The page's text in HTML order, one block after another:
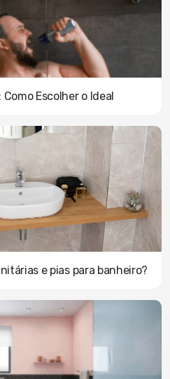
Escolher o Ideal
e pias para banheiro?